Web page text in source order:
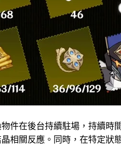
件在後台持續駐場，持續時
相關反應。同時，在特定狀